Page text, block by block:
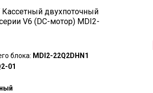
Кассетный двухпоточный
V6 (DC-мотор) MDI2-
блока: MDI2-22Q2DHN1
01